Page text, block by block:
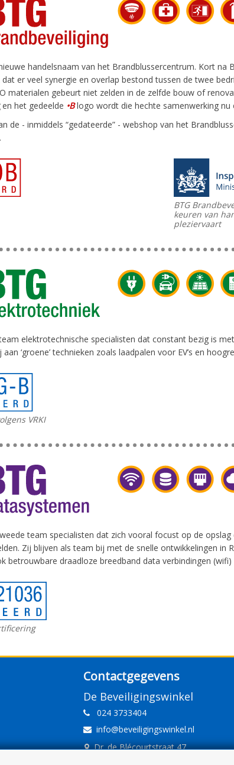
handelsnaam van het Brandblussercentrum. Kort na
er veel synergie en overlap bestond tussen de twee
materialen gebeurt niet zelden in de zelfde bouw of
en het gedeelde •Blogo wordt die hechte samenwerking nu
de - inmiddels “gedateerde” - webshop van het
BTG
keuren van
pleziervaart
elektrotechnische specialisten dat constant bezig is
‘groene’ technieken zoals laadpalen voor EV’s en
VRKI
team specialisten dat zich vooral focust op de
Zij blijven als team bij met de snelle ontwikkelingen in
betrouwbare draadloze breedband data verbindingen
Contactgegevens
De Beveiligingswinkel
024 3733404
info@beveiligingswinkel.nl
Dr. de Blécourtstraat 47